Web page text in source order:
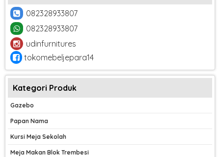
082328933807
082328933807
udinfurnitures
tokomebeljepara14
Kategori Produk
Gazebo
Papan Nama
Kursi Meja Sekolah
Meja Makan Blok Trembesi